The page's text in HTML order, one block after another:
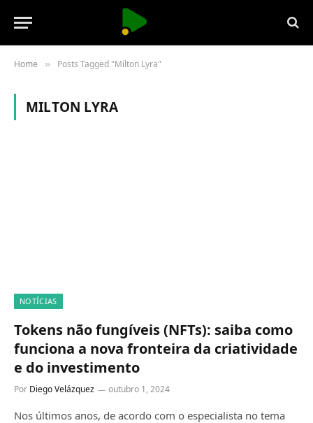
Home » Posts Tagged "Milton Lyra"
MILTON LYRA
NOTÍCIAS
Tokens não fungíveis (NFTs): saiba como
funciona a nova fronteira da criatividade
e do investimento
Por Diego Velázquez outubro 1, 2024
Nos últimos anos, de acordo com o especialista no tema